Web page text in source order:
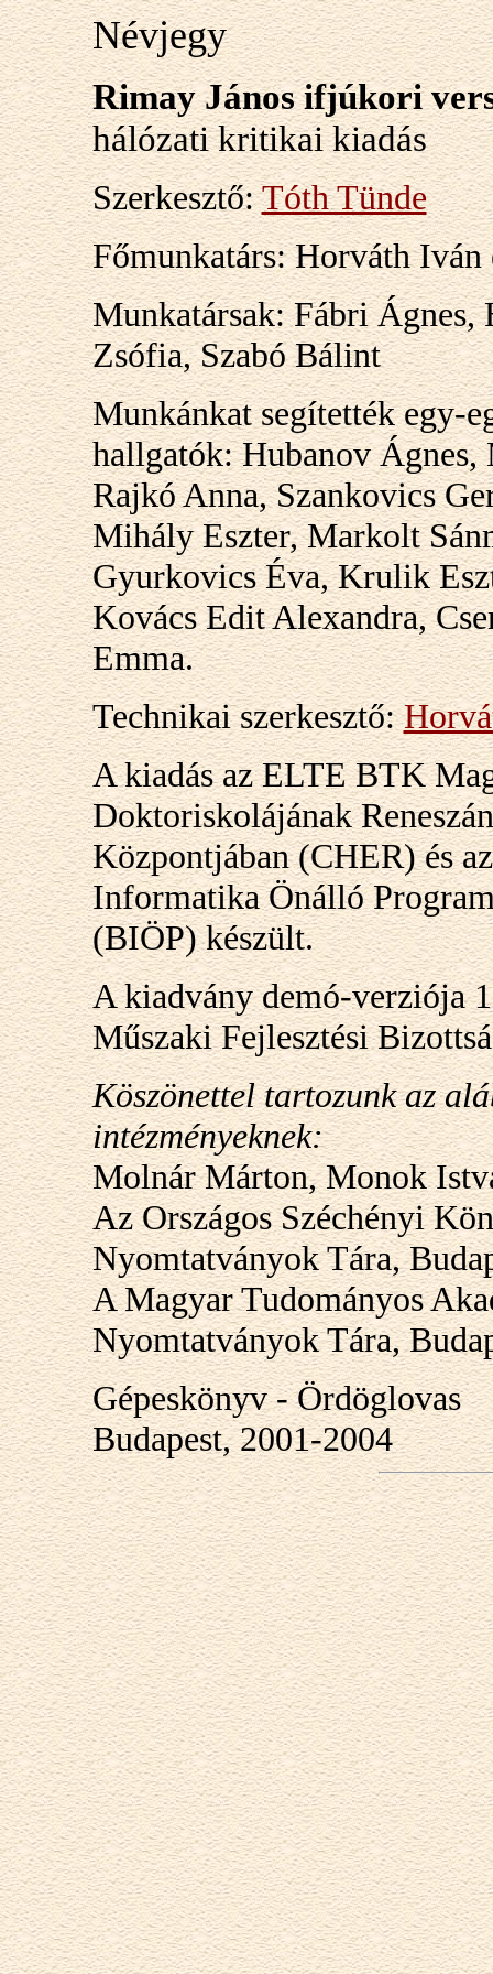
Névjegy
Rimay János ifjúkori
hálózati kritikai kiadás
Szerkesztő:Tóth Tünde
Főmunkatárs: Horváth Iván
Munkatársak: Fábri
Zsófia, Szabó Bálint
Munkánkat segítették egy-
hallgatók: Hubanov
Rajkó Anna, Szankovics
Mihály Eszter, Markolt
Gyurkovics Éva, Krulik
Kovács Edit Alexandra,
Emma.
Technikai szerkesztő:
A kiadás az ELTE BTK
Doktoriskolájának
Központjában (CHER) és
Informatika Önálló
(BIÖP) készült.
A kiadvány demó-verziója
Műszaki Fejlesztési
Köszönettel tartozunk az
intézményeknek:
Molnár Márton, Monok
Az Országos Széchényi
Nyomtatványok Tára,
A Magyar Tudományos
Nyomtatványok Tára,
Gépeskönyv - Ördöglovas
Budapest, 2001-2004